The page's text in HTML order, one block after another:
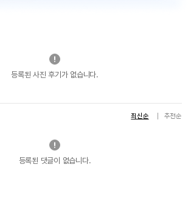
등록된 사진 후기가 없습니다.
최신순 추천순
등록된 댓글이 없습니다.